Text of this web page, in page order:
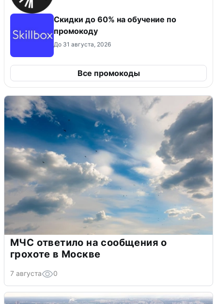
Скидки до 60% на обучение по
промокоду
До 31 августа, 2026
Все промокоды
МЧС ответило на сообщения о
грохоте в Москве
7 августа 0